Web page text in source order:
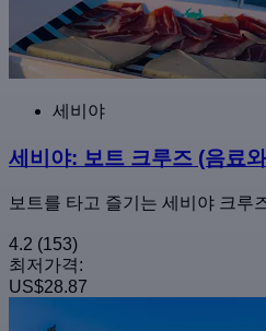
세비야
세비야: 보트 크루즈 (음료
보트를 타고 즐기는 세비야 크루
4.2 (153)
최저가격:
US$28.87